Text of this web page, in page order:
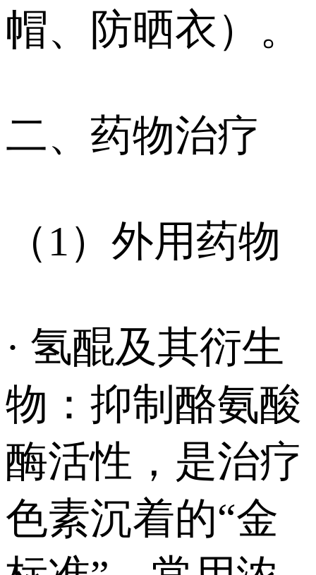
帽、防晒衣）。
二、药物治疗
（1）外用药物
· 氢醌及其衍生
物：抑制酪氨酸
酶活性，是治疗
色素沉着的“金